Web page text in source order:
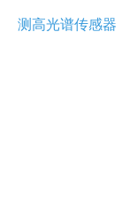
测高光谱传感器